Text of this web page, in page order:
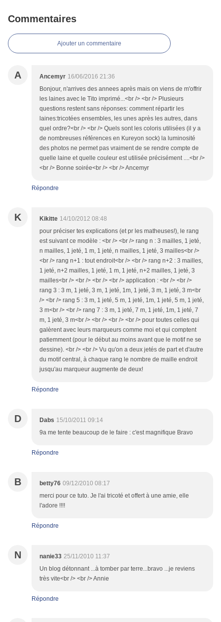
Commentaires
Ajouter un commentaire
A Ancemyr 16/06/2016 21:36
Bonjour, n'arrives des annees après mais on viens de m'offrir
les laines avec le Tito imprimé...<br /> <br /> Plusieurs
questions restent sans réponses: comment répartir les
laines:tricotées ensembles, les unes après les autres, dans
quel ordre?<br /> <br /> Quels sont les coloris utilisées (il y a
de nombreuses références en Kureyon sock) la luminosité
des photos ne permet pas vraiment de se rendre compte de
quelle laine et quelle couleur est utilisée précisément ....<br />
<br /> Bonne soirée<br /> <br /> Ancemyr
Répondre
K Kikitte 14/10/2012 08:48
pour préciser tes explications (et pr les matheuses!), le rang
est suivant ce modèle : <br /> <br /> rang n : 3 mailles, 1 jeté,
n mailles, 1 jeté, 1 m, 1 jeté, n mailles, 1 jeté, 3 mailles<br />
<br /> rang n+1 : tout endroit<br /> <br /> rang n+2 : 3 mailles,
1 jeté, n+2 mailles, 1 jeté, 1 m, 1 jeté, n+2 mailles, 1 jeté, 3
mailles<br /> <br /> <br /> <br /> application : <br /> <br />
rang 3 : 3 m, 1 jeté, 3 m, 1 jeté, 1m, 1 jeté, 3 m, 1 jeté, 3 m<br
/> <br /> rang 5 : 3 m, 1 jeté, 5 m, 1 jeté, 1m, 1 jeté, 5 m, 1 jeté,
3 m<br /> <br /> rang 7 : 3 m, 1 jeté, 7 m, 1 jeté, 1m, 1 jeté, 7
m, 1 jeté, 3 m<br /> <br /> <br /> <br /> pour toutes celles qui
galèrent avec leurs marqueurs comme moi et qui comptent
patiemment (pour le début au moins avant que le motif ne se
dessine). <br /> <br /> Vu qu'on a deux jetés de part et d'autre
du motif central, à chaque rang le nombre de maille endroit
jusqu'au marqueur augmente de deux!
Répondre
D Dabs 15/10/2011 09:14
9a me tente beaucoup de le faire : c'est magnifique Bravo
Répondre
B betty76 09/12/2010 08:17
merci pour ce tuto. Je l'ai tricoté et offert à une amie, elle
l'adore !!!!
Répondre
N nanie33 25/11/2010 11:37
Un blog détonnant ...à tomber par terre...bravo ...je reviens
très vite<br /> <br /> Annie
Répondre